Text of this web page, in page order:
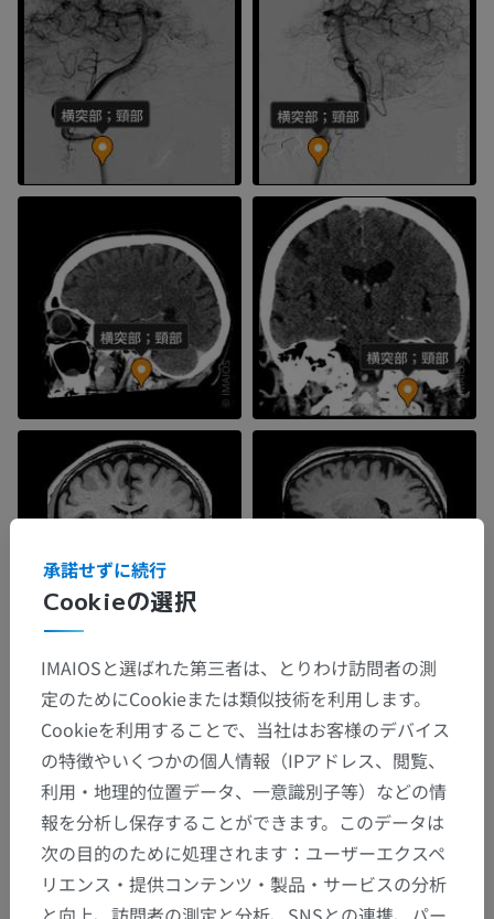
Cookieの選択
承諾せずに続行
IMAIOSと選ばれた第三者は、とりわけ訪問者の測
定のためにCookieまたは類似技術を利用します。
Cookieを利用することで、当社はお客様のデバイス
の特徴やいくつかの個人情報（IPアドレス、閲覧、
利用・地理的位置データ、一意識別子等）などの情
報を分析し保存することができます。このデータは
次の目的のために処理されます：ユーザーエクスペ
リエンス・提供コンテンツ・製品・サービスの分析